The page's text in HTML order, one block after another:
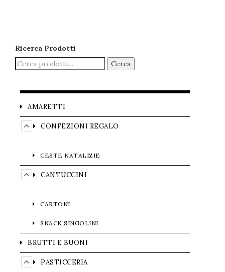
Ricerca Prodotti
Cerca
AMARETTI
CONFEZIONI REGALO
CESTE NATALIZIE
CANTUCCINI
CARTONI
SNACK SINGOLINI
BRUTTI E BUONI
PASTICCERIA